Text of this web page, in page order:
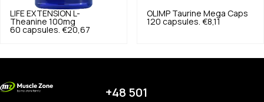
LIFE EXTENSION
L-
Theanine 100mg
60 capsules. €20,67
OLIMP Taurine Mega Caps
120 capsules. €8,11
+48 501